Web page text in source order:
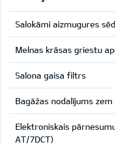
Salokāmi aizmugures
Melnas krāsas griestu
Salona gaisa filtrs
Bagāžas nodalījums
Elektroniskais
AT/7DCT)